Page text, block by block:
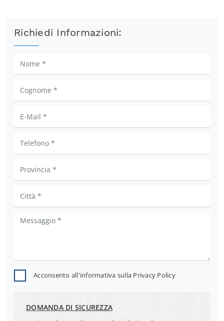
Richiedi Informazioni:
Acconsento all'informativa sulla Privacy Policy
DOMANDA DI SICUREZZA